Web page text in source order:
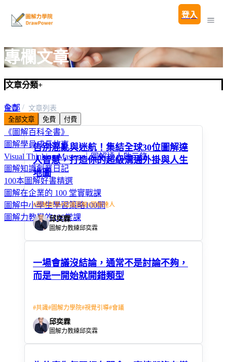
登入
專欄文章
文章分類+
全部
圖解親子教養100問
《圖解百科全書》
圖解學員成長故事
Visual Thinking Masters｜圖解達人啟示錄
圖解知識創業日記
100本圖解好書精選
圖解在企業的 100 堂實戰課
圖解中小學生學習策略100問
圖解力教學的100堂課
首頁
文章列表
全部文章
免費 付費
告別混亂與迷航！集結全球30位圖解達
人智慧，打造你的超級溝通外掛與人生
地圖
#圖解創業#知識圖解#圖解達人
邱奕霖
圖解力教練邱奕霖
一場會議沒結論，通常不是討論不夠，
而是一開始就開錯類型
#共識#圖解力學院#視覺引導#會議
邱奕霖
圖解力教練邱奕霖